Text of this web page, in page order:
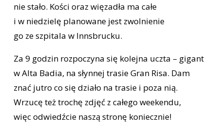
nie stało. Kości oraz więzadła ma całe
i w niedzielę planowane jest zwolnienie
go ze szpitala w Innsbrucku.
Za 9 godzin rozpoczyna się kolejna uczta – gigant
w Alta Badia, na słynnej trasie Gran Risa. Dam
znać jutro co się działo na trasie i poza nią.
Wrzucę też trochę zdjęć z całego weekendu,
więc odwiedźcie naszą stronę koniecznie!